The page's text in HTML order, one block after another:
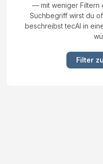
— mit weniger Filtern
Suchbegriff wirst du
beschreibst tecAI in
Filter